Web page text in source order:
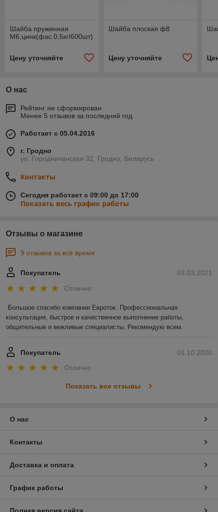
Шайба пружинная
М6,цинк(фас.0,5кг/600шт)
Цену уточняйте
Шайба плоская ф8
Цену уточняйте
О нас
Рейтинг не сформирован
Менее 5 отзывов за последний год
Работает с 05.04.2016
г. Гродно
ул. Городничанская 32, Гродно, Беларусь
Контакты
Сегодня работает с 09:00 до 17:00
Показать весь график работы
Отзывы о магазине
9 отзывов за всё время
03.03.2021
Покупатель
Отлично
Большое спасибо компании Евроток. Профессиональная
консультация, быстрое и качественное выполнение работы,
общительные и вежливые специалисты. Рекомендую всем.
01.10.2020
Покупатель
Отлично
Показать все отзывы
О нас
Контакты
Доставка и оплата
График работы